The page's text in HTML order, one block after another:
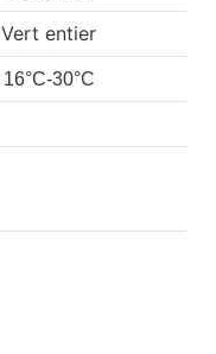
Vert entier
16°C-30°C